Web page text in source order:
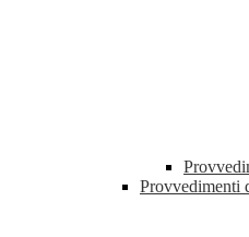
Provvedimenti